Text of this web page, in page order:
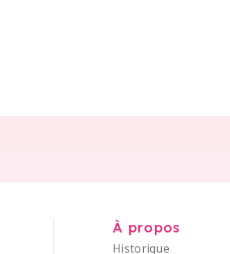
À propos
Historique